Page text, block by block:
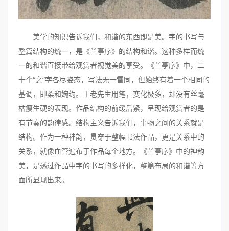
美学的知识告诉我们，和谐的东西即是美。字的书写与
整篇结构的统一，是《兰亭序》的结构和谐。这种多样而统
一的和谐直接带给观赏者视觉美的享受。《兰亭序》中，二
十个“之”字各尽姿态，写法无一雷同，但始终有着一个相同的
基调，即柔和婉约。王老先生用笔，变化极多，却没有丝毫
枯瘦生硬的表现。作品结构的前缓后紧，呈现给观赏者的是
有节奏的韵律感。结构主义告诉我们，事物之间的关系就是
结构。作为一种神韵，贯穿于整幅书法作品，更是关系中的
关系，就像血管遍布于作品每个地方。《兰亭序》中的神韵
美，是透过作品中字的书写的多样化，整篇布局的和谐等方
面所显现出来。